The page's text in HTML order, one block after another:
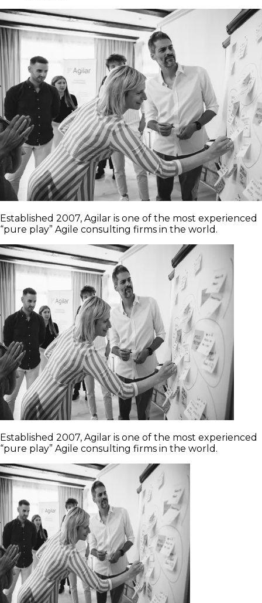
Established 2007, Agilar is one of the most experienced
“pure play” Agile consulting firms in the world.
Established 2007, Agilar is one of the most experienced
“pure play” Agile consulting firms in the world.